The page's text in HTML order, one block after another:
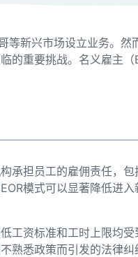
等新兴市场设立业务。然
的重要挑战。名义雇主
承担员工的雇佣责任，包
模式可以显著降低进
工资标准和工时上限均受
熟悉政策而引发的法律纠